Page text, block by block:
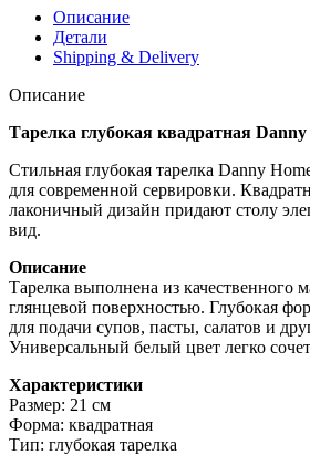
Описание
Детали
Shipping & Delivery
Описание
Тарелка глубокая квадратная
Стильная глубокая тарелка Danny
для современной сервировки.
лаконичный дизайн придают столу
вид.
Описание
Тарелка выполнена из качественного
глянцевой поверхностью. Глубокая
для подачи супов, пасты, салатов и
Универсальный белый цвет легко
Характеристики
Размер: 21 см
Форма: квадратная
Тип: глубокая тарелка